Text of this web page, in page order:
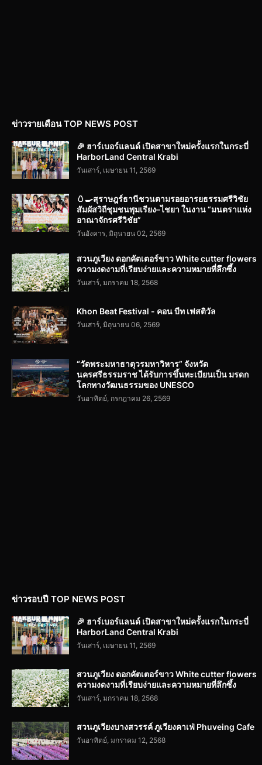
ข่าวรายเดือน TOP NEWS POST
🎉 ฮาร์เบอร์แลนด์ เปิดสาขาใหม่ครั้งแรกในกระบี่
HarborLand Central Krabi
วันเสาร์, เมษายน 11, 2569
🥚🍳สุราษฎร์ธานีชวนตามรอยอารยธรรมศรีวิชัย
สัมผัสวิถีชุมชนพุมเรียง–ไชยา ในงาน “มนตราแห่ง
อาณาจักรศรีวิชัย”
วันอังคาร, มิถุนายน 02, 2569
สวนภูเวียง ดอกคัตเตอร์ขาว White cutter flowers
ความงดงามที่เรียบง่ายและความหมายที่ลึกซึ้ง
วันเสาร์, มกราคม 18, 2568
Khon Beat Festival - คอน บีท เฟสติวัล
วันเสาร์, มิถุนายน 06, 2569
“วัดพระมหาธาตุวรมหาวิหาร” จังหวัด
นครศรีธรรมราช ได้รับการขึ้นทะเบียนเป็น มรดก
โลกทางวัฒนธรรมของ UNESCO
วันอาทิตย์, กรกฎาคม 26, 2569
ข่าวรอบปี TOP NEWS POST
🎉 ฮาร์เบอร์แลนด์ เปิดสาขาใหม่ครั้งแรกในกระบี่
HarborLand Central Krabi
วันเสาร์, เมษายน 11, 2569
สวนภูเวียง ดอกคัตเตอร์ขาว White cutter flowers
ความงดงามที่เรียบง่ายและความหมายที่ลึกซึ้ง
วันเสาร์, มกราคม 18, 2568
สวนภูเวียงบางสวรรค์ ภูเวียงคาเฟ่ Phuveing Cafe
วันอาทิตย์, มกราคม 12, 2568